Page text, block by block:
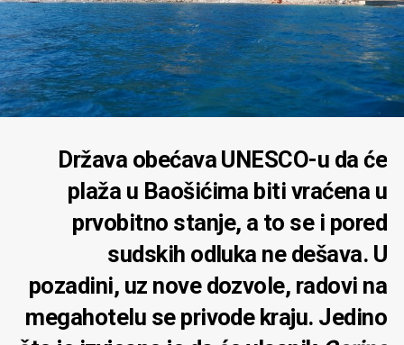
Država obećava UNESCO-u da će
plaža u Baošićima biti vraćena u
prvobitno stanje, a to se i pored
sudskih odluka ne dešava. U
pozadini, uz nove dozvole, radovi na
megahotelu se privode kraju. Jedino